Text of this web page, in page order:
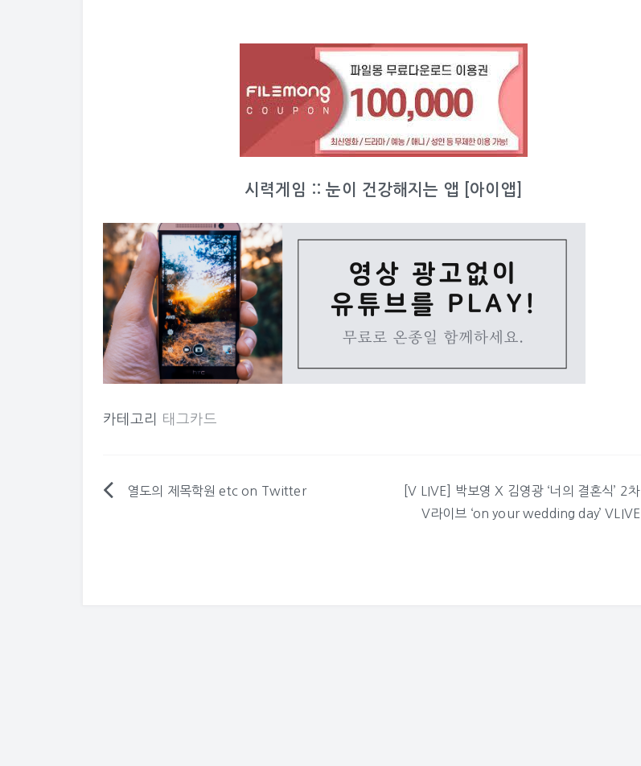
시력게임 :: 눈이 건강해지는 앱 [아이앱]
카테고리 태그카드
글
열도의 제목학원 etc on Twitter
[V LIVE] 박보영 X 김영광 ‘너의 결혼식’ 2차
V라이브 ‘on your wedding day’ VLIVE